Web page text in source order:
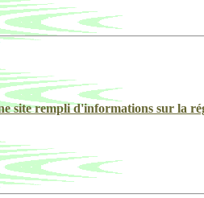
site rempli d'informations sur la